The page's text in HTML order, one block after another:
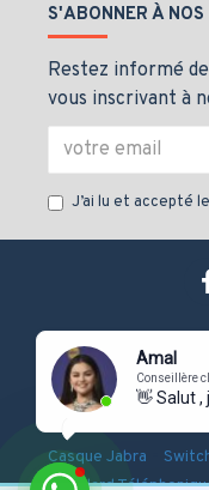
Amal
Conseillère
👋 Salut ,
S'ABONNER À
Restez informé
vous inscrivant à
J’ai lu et accepté
Copyright © 2019,
Onduleur Eaton-
Casque Jabra
Standard